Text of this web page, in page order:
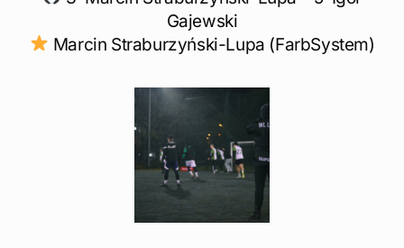
Gajewski
Marcin Straburzyński-Lupa (FarbSystem)